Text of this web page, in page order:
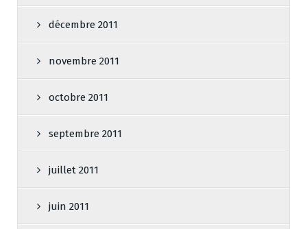
décembre 2011
novembre 2011
octobre 2011
septembre 2011
juillet 2011
juin 2011